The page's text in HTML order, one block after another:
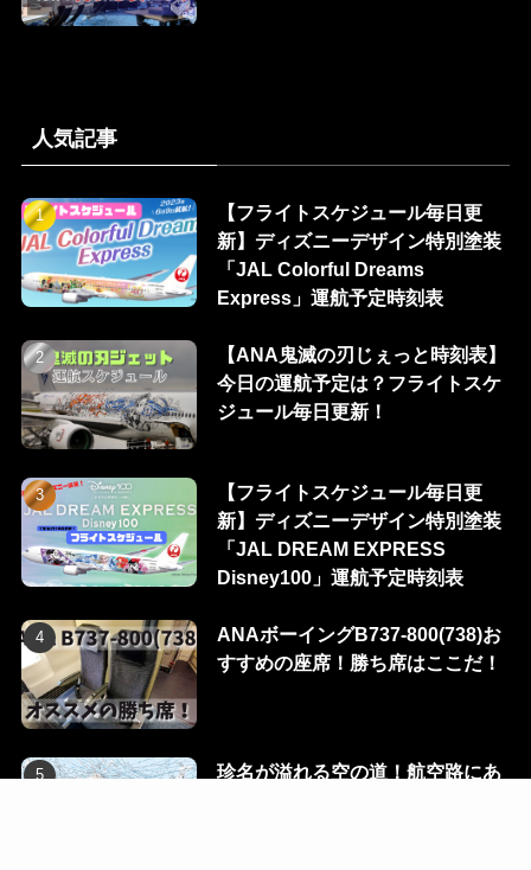
人気記事
【フライトスケジュール毎日更
新】ディズニーデザイン特別塗装
「JAL Colorful Dreams
Express」運航予定時刻表
【ANA鬼滅の刃じぇっと時刻表】
今日の運航予定は？フライトスケ
ジュール毎日更新！
【フライトスケジュール毎日更
新】ディズニーデザイン特別塗装
「JAL DREAM EXPRESS
Disney100」運航予定時刻表
ANAボーイングB737-800(738)お
すすめの座席！勝ち席はここだ！
珍名が溢れる空の道！航空路にあ